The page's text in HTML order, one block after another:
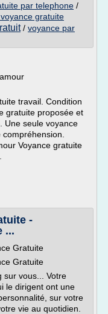
par telephone /
gratuite
/ voyance par
travail. Condition
gratuite proposée et
Une seule voyance
Voyance gratuite
-
...
Gratuite
Gratuite
sur vous... Votre
le dirigent ont une
sur votre
vie au quotidien.